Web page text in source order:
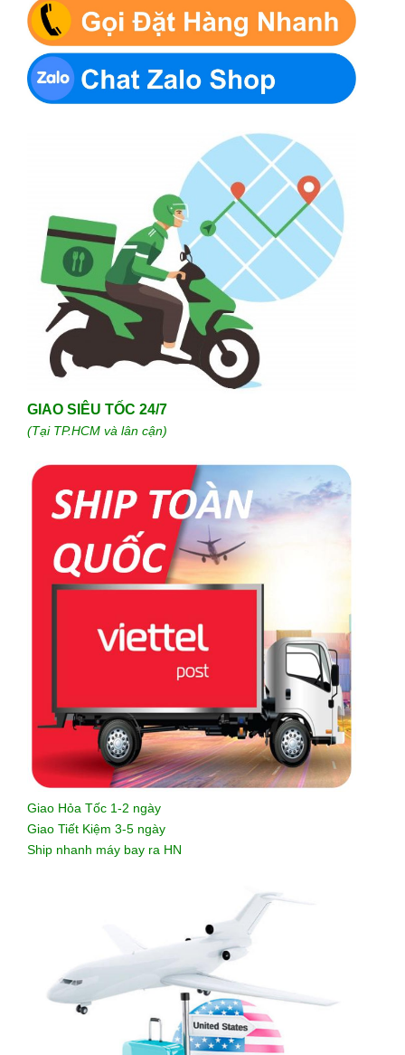
GIAO SIÊU TỐC 24/7
(Tại TP.HCM và lân cận)
Giao Hỏa Tốc 1-2 ngày
Giao Tiết Kiệm 3-5 ngày
Ship nhanh máy bay ra HN